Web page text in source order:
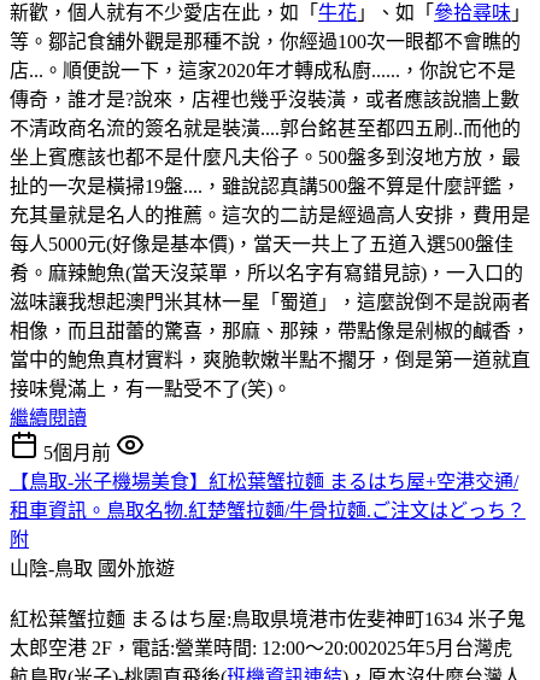
新歡，個人就有不少愛店在此，如「 牛花 」、如「 參拾尋味 」
等。鄒記食舖外觀是那種不說，你經過100次一眼都不會瞧的
店...。順便說一下，這家2020年才轉成私廚......，你說它不是
傳奇，誰才是?說來，店裡也幾乎沒裝潢，或者應該說牆上數
不清政商名流的簽名就是裝潢....郭台銘甚至都四五刷..而他的
坐上賓應該也都不是什麼凡夫俗子。500盤多到沒地方放，最
扯的一次是橫掃19盤....，雖說認真講500盤不算是什麼評鑑，
充其量就是名人的推薦。這次的二訪是經過高人安排，費用是
每人5000元(好像是基本價)，當天一共上了五道入選500盤佳
肴。麻辣鮑魚(當天沒菜單，所以名字有寫錯見諒)，一入口的
滋味讓我想起澳門米其林一星「蜀道」，這麼說倒不是說兩者
相像，而且甜蕾的驚喜，那麻、那辣，帶點像是剁椒的鹹香，
當中的鮑魚真材實料，爽脆軟嫩半點不擱牙，倒是第一道就直
接味覺滿上，有一點受不了(笑)。
繼續閱讀
5個月前
【鳥取-米子機場美食】紅松葉蟹拉麵 まるはち屋+空港交通/
租車資訊。鳥取名物.紅楚蟹拉麵/牛骨拉麵.ご注文はどっち？
附
山陰-鳥取 國外旅遊
紅松葉蟹拉麵 まるはち屋:鳥取県境港市佐斐神町1634 米子鬼
太郎空港 2F，電話:營業時間: 12:00～20:002025年5月台灣虎